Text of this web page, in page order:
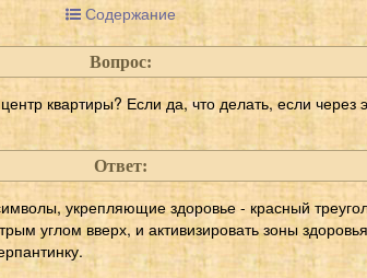
Содержание
Вопрос:
квартиры? Если да, что делать, если через
Ответ:
укрепляющие здоровье - красный
углом вверх, и активизировать зоны